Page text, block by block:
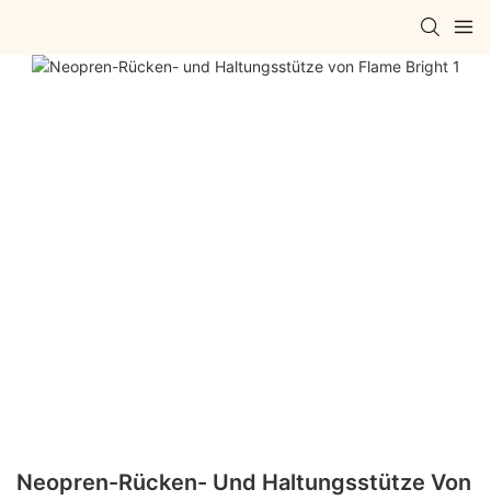
Neopren-Rücken- Und Haltungsstütze Von